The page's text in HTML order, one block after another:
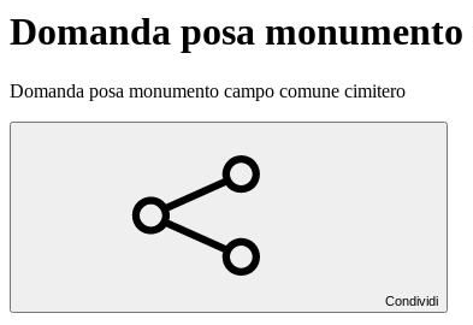
Domanda posa
Domanda posa monumento campo comune cimitero
Condividi